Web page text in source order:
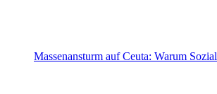
Massenansturm auf Ceuta: Warum